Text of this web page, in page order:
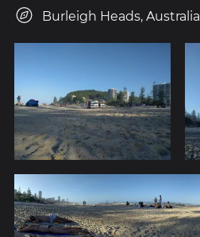
Burleigh Heads, Australia